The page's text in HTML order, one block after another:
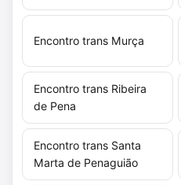
Encontro trans Murça
Encontro trans Ribeira
de Pena
Encontro trans Santa
Marta de Penaguião